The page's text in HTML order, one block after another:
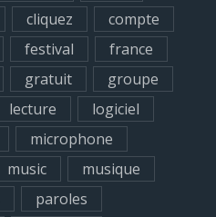
cliquez
compte
festival
france
gratuit
groupe
lecture
logiciel
microphone
music
musique
paroles